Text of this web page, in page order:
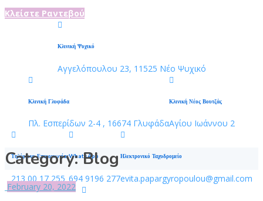
Κλείστε Ραντεβού
Κλινική Ψυχικό
Αγγελόπουλου 23, 11525 Νέο Ψυχικό
Κλινική Γλυφάδα
Πλ. Εσπερίδων 2-4 , 16674 Γλυφάδα
Κλινική Νέος Βουτζάς
Αγίου Ιωάννου 2
Τηλέφωνο Επικοινωνίας
213 00 17 255
WhatsApp
694 9196 277
Ηλεκτρονικό Ταχυδρομείο
evita.papargyropoulou@gmail.com
Category:Blog
February 20, 2022